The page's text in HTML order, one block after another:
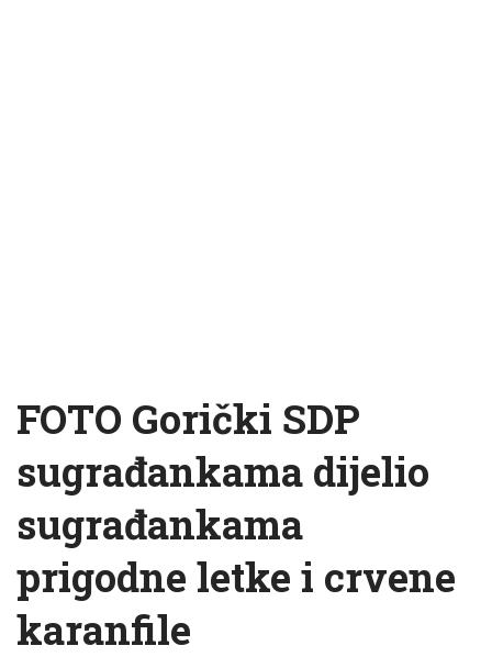
FOTO Gorički SDP
sugrađankama dijelio
sugrađankama
prigodne letke i crvene
karanfile